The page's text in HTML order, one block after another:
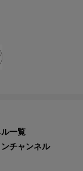
一覧
チャンネル